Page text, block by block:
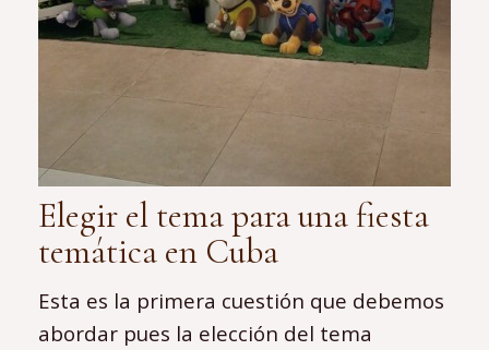
Elegir el tema para una fiesta
temática en Cuba
Esta es la primera cuestión que debemos
abordar pues la elección del tema